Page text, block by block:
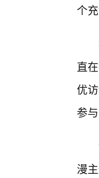
个
直
优
参
漫